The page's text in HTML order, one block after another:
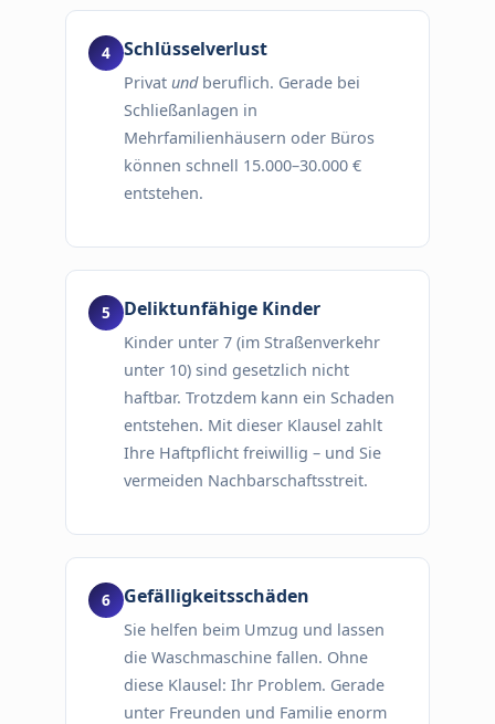
Schlüsselverlust
Privat undberuflich. Gerade bei
Schließanlagen in
Mehrfamilienhäusern oder Büros
können schnell 15.000–30.000 €
entstehen.
Deliktunfähige Kinder
Kinder unter 7 (im Straßenverkehr
unter 10) sind gesetzlich nicht
haftbar. Trotzdem kann ein Schaden
entstehen. Mit dieser Klausel zahlt
Ihre Haftpflicht freiwillig – und Sie
vermeiden Nachbarschaftsstreit.
Gefälligkeitsschäden
Sie helfen beim Umzug und lassen
die Waschmaschine fallen. Ohne
diese Klausel: Ihr Problem. Gerade
unter Freunden und Familie enorm